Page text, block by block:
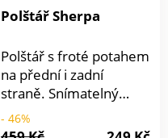
Polštář Sherpa
Polštář s froté potahem
na přední i zadní
straně. Snímatelný
potah na zip.
- 46%